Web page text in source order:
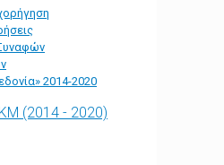
2014-2020
(2014 - 2020)